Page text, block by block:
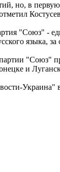
но, в
"Союз" -
"Союз"
и
Украина"